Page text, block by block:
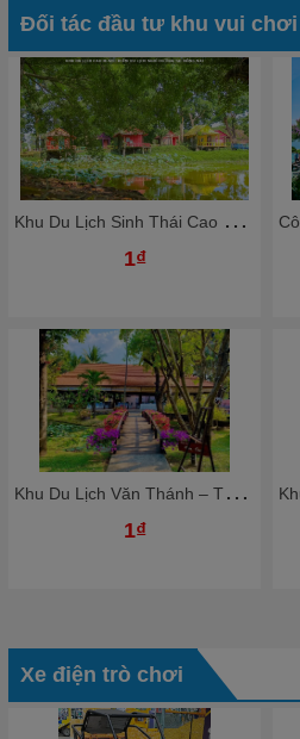
Đối tác đầu tư khu vui chơi
K
hu Du Lịch Sinh Thái Cao Minh - Thiên Đường Nghỉ Dưỡng Giữa Lòng Đồng Nai
1₫
K
hu Du Lịch Văn Thánh – Thiên Đường Nghỉ Dưỡng Giữa Lòng Sài Gòn
1₫
Xe điện trò chơi